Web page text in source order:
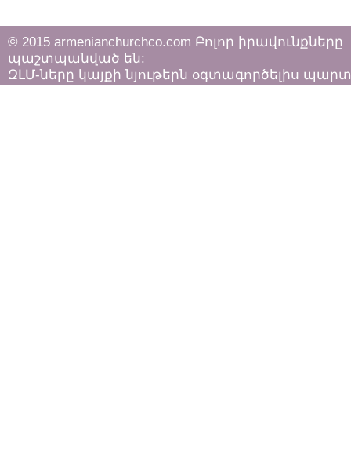
© 2015 armenianchurchco.com Բոլոր իրավունքները
պաշտպանված են:
ԶԼՄ-ները կայքի նյութերն օգտագործելիս